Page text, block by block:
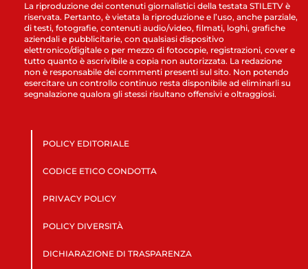
La riproduzione dei contenuti giornalistici della testata STILETV è
riservata. Pertanto, è vietata la riproduzione e l’uso, anche parziale,
di testi, fotografie, contenuti audio/video, filmati, loghi, grafiche
aziendali e pubblicitarie, con qualsiasi dispositivo
elettronico/digitale o per mezzo di fotocopie, registrazioni, cover e
tutto quanto è ascrivibile a copia non autorizzata. La redazione
non è responsabile dei commenti presenti sul sito. Non potendo
esercitare un controllo continuo resta disponibile ad eliminarli su
segnalazione qualora gli stessi risultano offensivi e oltraggiosi.
POLICY EDITORIALE
CODICE ETICO CONDOTTA
PRIVACY POLICY
POLICY DIVERSITÀ
DICHIARAZIONE DI TRASPARENZA